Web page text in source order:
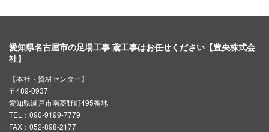
愛知県名古屋市の足場工事 鳶工事はお任せください【豊央株式会
社】
【本社・資材センター】
〒489-0937
愛知県瀬戸市南菱野町495番地
TEL：090-9199-7779
FAX：052-898-2177